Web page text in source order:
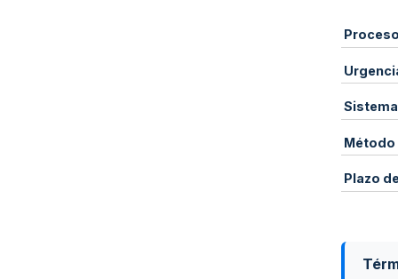
Proceso
Método
Plazo